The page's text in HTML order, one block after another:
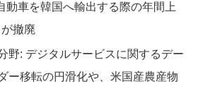
動車を韓国へ輸出する際の年間上
撤廃
野: デジタルサービスに関するデー
ー移転の円滑化や、米国産農産物